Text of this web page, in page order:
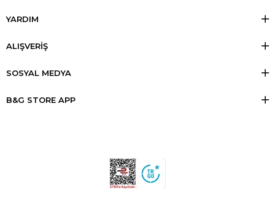
YARDIM
ALIŞVERİŞ
SOSYAL MEDYA
B&G STORE APP